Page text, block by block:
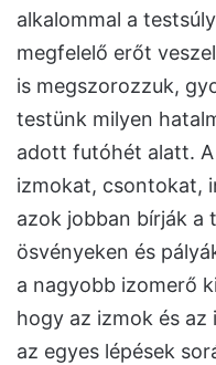
alkalommal a
megfelelő erőt
is megszorozzuk,
testünk milyen
adott futóhét alatt.
izmokat, csontokat,
azok jobban bírják a
ösvényeken és
a nagyobb izomerő
hogy az izmok és
az egyes lépések